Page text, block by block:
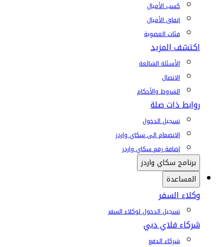
كسب الأميال
إنفاق الأميال
فئات العضوية
اكتشف المزيد
الأسئلة الشائعة
الاتصال
الشروط والأحكام
روابط ذات صلة
تسجيل الدخول
الانضمام إلى سكاي واردز
إضافة رقم سكاي واردز
برنامج سكاي واردز
المساعدة
وكلاء السفر
تسجيل الدخول لوكلاء السفر
شركاء فلاي دبي
شركاء الدفع